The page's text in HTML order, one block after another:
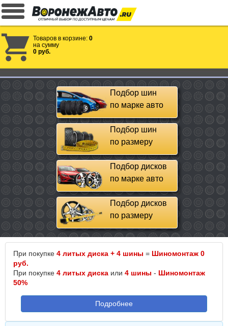
Товаров в корзине: 0
на сумму
0 руб.
Подбор шин
по марке авто
Подбор шин
по размеру
Подбор дисков
по марке авто
Подбор дисков
по размеру
При покупке 4 литых диска + 4 шины = Шиномонтаж 0
руб.
При покупке 4 литых диска или 4 шины - Шиномонтаж
50%
Подробнее